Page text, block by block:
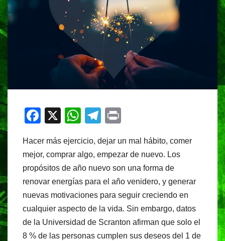
F
c
e
b
o
o
k
X
W
at
s
A
p
p
T
e
gr
a
m
t
Hacer más ejercicio, dejar un mal hábito, comer
mejor, comprar algo, empezar de nuevo. Los
propósitos de año nuevo son una forma de
renovar energías para el año venidero, y generar
nuevas motivaciones para seguir creciendo en
cualquier aspecto de la vida. Sin embargo, datos
de la Universidad de Scranton afirman que solo el
8 % de las personas cumplen sus deseos del 1 de